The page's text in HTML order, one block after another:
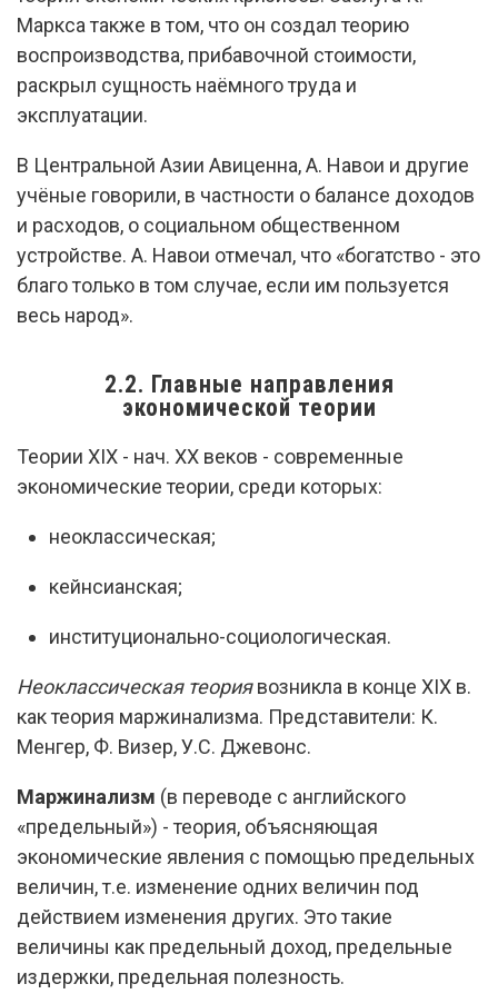
Маркса также в том, что он создал теорию
воспроизводства, прибавочной стоимости,
раскрыл сущность наёмного труда и
эксплуатации.
В Центральной Азии Авиценна, А. Навои и другие
учёные говорили, в частности о балансе доходов
и расходов, о социальном общественном
устройстве. А. Навои отмечал, что «богатство - это
благо только в том случае, если им пользуется
весь народ».
2.2. Главные направления
экономической теории
Теории XIX - нач. XX веков - современные
экономические теории, среди которых:
неоклассическая;
кейнсианская;
институционально-социологическая.
Неоклассическая теориявозникла в конце XIX в.
как теория маржинализма. Представители: К.
Менгер, Ф. Визер, У.С. Джевонс.
Маржинализм (в переводе с английского
«предельный») - теория, объясняющая
экономические явления с помощью предельных
величин, т.е. изменение одних величин под
действием изменения других. Это такие
величины как предельный доход, предельные
издержки, предельная полезность.